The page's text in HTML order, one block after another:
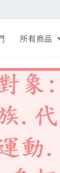
所有商品